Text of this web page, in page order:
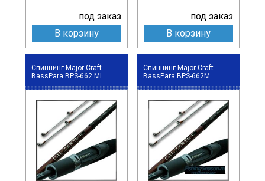
под заказ
В корзину
под заказ
В корзину
Спиннинг Major Craft
BassPara BPS-662 ML
Спиннинг Major Craft
BassPara BPS-662M